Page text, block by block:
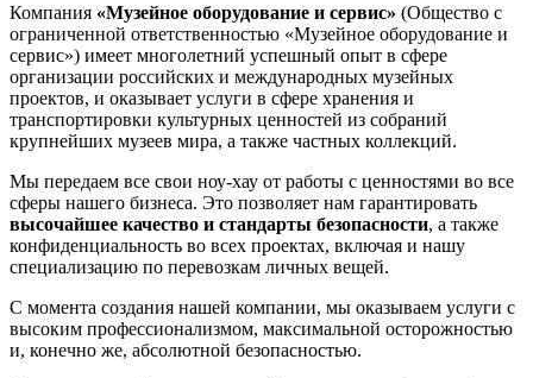
Компания «Музейное оборудование и сервис» (Общество с
ограниченной ответственностью «Музейное оборудование и
сервис») имеет многолетний успешный опыт в сфере
организации российских и международных музейных
проектов, и оказывает услуги в сфере хранения и
транспортировки культурных ценностей из собраний
крупнейших музеев мира, а также частных коллекций.
Мы передаем все свои ноу-хау от работы с ценностями во все
сферы нашего бизнеса. Это позволяет нам гарантировать
высочайшее качество и стандарты безопасности, а также
конфиденциальность во всех проектах, включая и нашу
специализацию по перевозкам личных вещей.
С момента создания нашей компании, мы оказываем услуги с
высоким профессионализмом, максимальной осторожностью
и, конечно же, абсолютной безопасностью.